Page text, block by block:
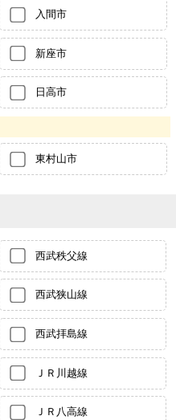
入間市
新座市
日高市
東村山市
西武秩父線
西武狭山線
西武拝島線
ＪＲ川越線
ＪＲ八高線